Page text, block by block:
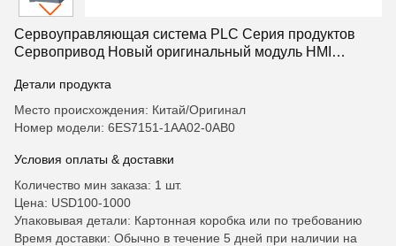
Сервоуправляющая система PLC Серия продуктов
Сервопривод Новый оригинальный модуль HMI
Детали продукта
Место происхождения: Китай/Оригинал
Номер модели: 6ES7151-1AA02-0AB0
Условия оплаты & доставки
Количество мин заказа: 1 шт.
Цена: USD100-1000
Упаковывая детали: Картонная коробка или по требованию
Время доставки: Обычно в течение 5 дней при наличии на